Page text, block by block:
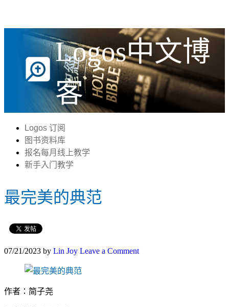
Logos中文博
客
Logos 订阅
图书资料库
报名每月线上教学
新手入门教学
最完美的典范
07/21/2023 by Lin Joy Leave a Comment
作者：简子尧